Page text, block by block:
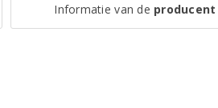
Informatie van de